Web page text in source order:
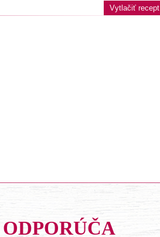
Vytlačiť recept